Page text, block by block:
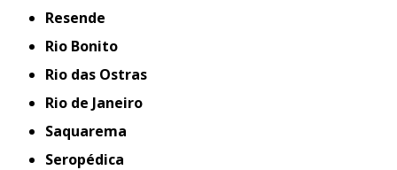
Resende
Rio Bonito
Rio das Ostras
Rio de Janeiro
Saquarema
Seropédica